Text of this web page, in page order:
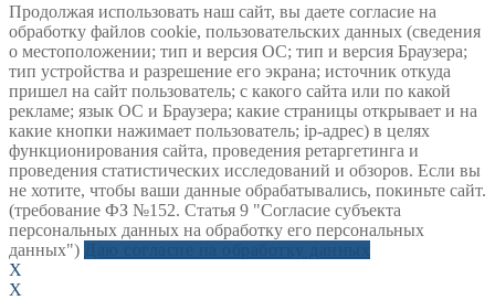
Продолжая использовать наш сайт, вы даете согласие на
обработку файлов cookie, пользовательских данных (сведения
о местоположении; тип и версия ОС; тип и версия Браузера;
тип устройства и разрешение его экрана; источник откуда
пришел на сайт пользователь; с какого сайта или по какой
рекламе; язык ОС и Браузера; какие страницы открывает и на
какие кнопки нажимает пользователь; ip-адрес) в целях
функционирования сайта, проведения ретаргетинга и
проведения статистических исследований и обзоров. Если вы
не хотите, чтобы ваши данные обрабатывались, покиньте сайт.
(требование ФЗ №152. Статья 9 "Согласие субъекта
персональных данных на обработку его персональных
данных")
X
X